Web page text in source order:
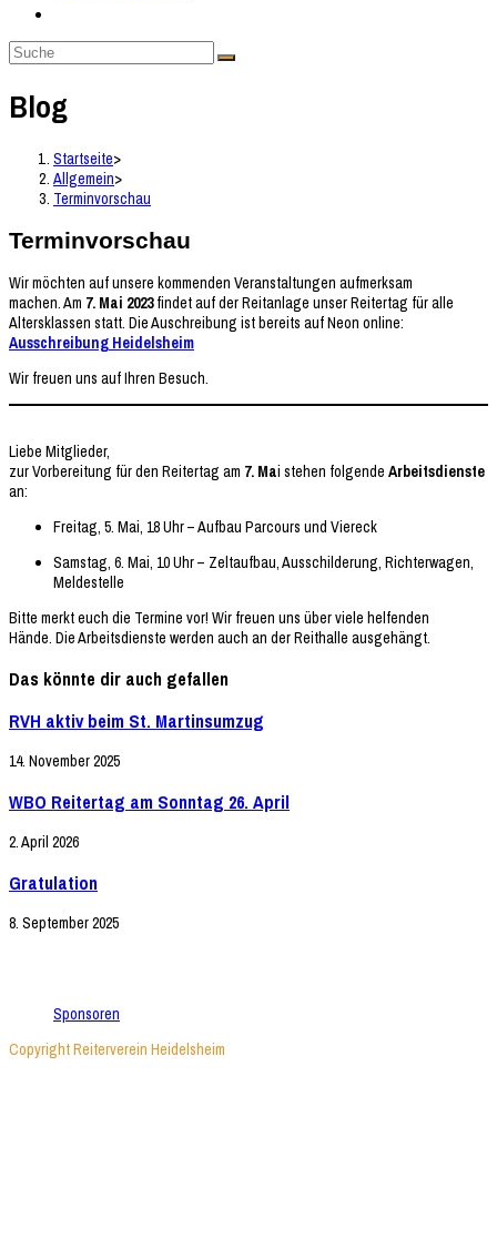
Blog
Startseite>
Allgemein>
Terminvorschau
Terminvorschau
Wir möchten auf unsere kommenden Veranstaltungen aufmerksam
machen. Am 7. Mai 2023findet auf der Reitanlage unser Reitertag für alle
Altersklassen statt. Die Auschreibung ist bereits auf Neon online:
Ausschreibung Heidelsheim
Wir freuen uns auf Ihren Besuch.
Liebe Mitglieder,
zur Vorbereitung für den Reitertag am 7. Mai stehen folgende Arbeitsdienste
an:
Freitag, 5. Mai, 18 Uhr – Aufbau Parcours und Viereck
Samstag, 6. Mai, 10 Uhr – Zeltaufbau, Ausschilderung, Richterwagen,
Meldestelle
Bitte merkt euch die Termine vor! Wir freuen uns über viele helfenden
Hände. Die Arbeitsdienste werden auch an der Reithalle ausgehängt.
Das könnte dir auch gefallen
RVH aktiv beim St. Martinsumzug
14. November 2025
WBO Reitertag am Sonntag 26. April
2. April 2026
Gratulation
8. September 2025
Sponsoren
Copyright Reiterverein Heidelsheim